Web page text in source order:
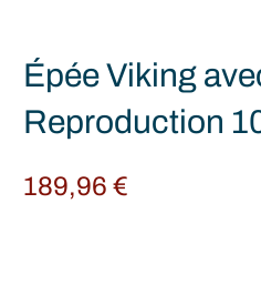
Épée Viking
Reproduction
189,96€